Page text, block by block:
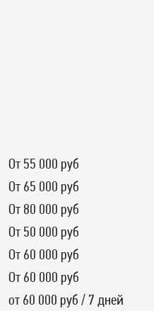
От 55 000 руб
От 65 000 руб
От 80 000 руб
От 50 000 руб
От 60 000 руб
От 60 000 руб
от 60 000 руб / 7 дней